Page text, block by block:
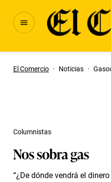
El Comercio · Noticias ·
Nos sobra gas
“¿De dónde vendrá el
Columnistas